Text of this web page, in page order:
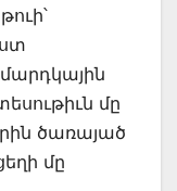
մը
ծառայած
մը